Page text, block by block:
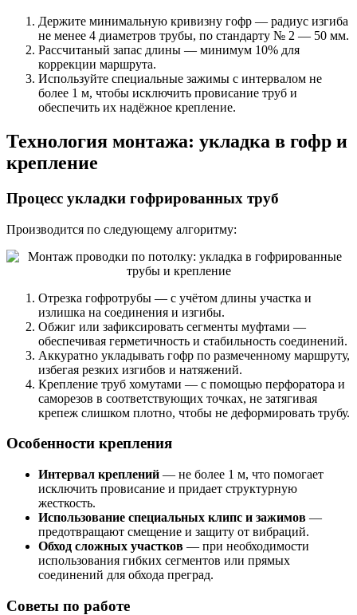
Держите минимальную кривизну гофр — радиус изгиба
не менее 4 диаметров трубы, по стандарту № 2 — 50 мм.
Рассчитаный запас длины — минимум 10% для
коррекции маршрута.
Используйте специальные зажимы с интервалом не
более 1 м, чтобы исключить провисание труб и
обеспечить их надёжное крепление.
Технология монтажа: укладка в гофр и
крепление
Процесс укладки гофрированных труб
Производится по следующему алгоритму:
Отрезка гофротрубы — с учётом длины участка и
излишка на соединения и изгибы.
Обжиг или зафиксировать сегменты муфтами —
обеспечивая герметичность и стабильность соединений.
Аккуратно укладывать гофр по размеченному маршруту,
избегая резких изгибов и натяжений.
Крепление труб хомутами — с помощью перфоратора и
саморезов в соответствующих точках, не затягивая
крепеж слишком плотно, чтобы не деформировать трубу.
Особенности крепления
Интервал креплений — не более 1 м, что помогает
исключить провисание и придает структурную
жесткость.
Использование специальных клипс и зажимов —
предотвращают смещение и защиту от вибраций.
Обход сложных участков — при необходимости
использования гибких сегментов или прямых
соединений для обхода преград.
Советы по работе